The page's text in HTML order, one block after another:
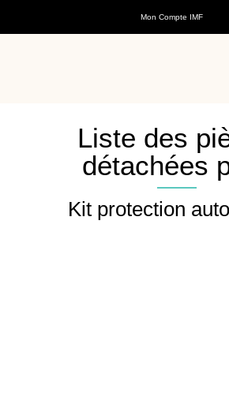
Mon Compte IMF
Liste des
détachées
Kit protection